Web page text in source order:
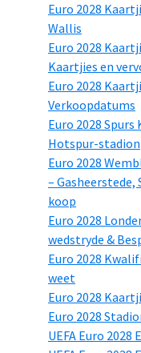
Euro 2028
Wallis
Euro 2028
Kaartjies en
Euro 2028
Verkoopdatums
Euro 2028
Hotspur-stadion
Euro 2028
– Gasheerstede,
koop
Euro 2028
wedstryde &
Euro 2028
weet
Euro 2028
Euro 2028
UEFA Euro 2028